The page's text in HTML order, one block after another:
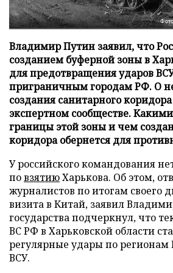
Владимир Путин заявил, что
созданием буферной зоны в
для предотвращения ударов
приграничным городам РФ. О
создания санитарного
экспертном сообществе.
границы этой зоны и чем
коридора обернется для
У российского командования
повзятиюХарькова. Об этом,
журналистов по итогам своего
визита в Китай, заявил
государства подчеркнул, что
ВС РФ в Харьковской области
регулярные удары по регионам
ВСУ.